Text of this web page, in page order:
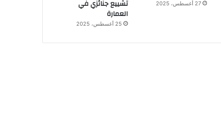
27 أغسطس، 2025
تشييع جنائزي في
العمارة
25 أغسطس، 2025